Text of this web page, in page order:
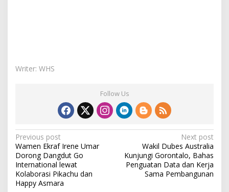
Writer: WHS
Follow Us
P
o
s
t
Previous post
Wamen Ekraf Irene Umar
Dorong Dangdut Go
International lewat
Kolaborasi Pikachu dan
Happy Asmara
Next post
Wakil Dubes Australia
Kunjungi Gorontalo, Bahas
Penguatan Data dan Kerja
Sama Pembangunan